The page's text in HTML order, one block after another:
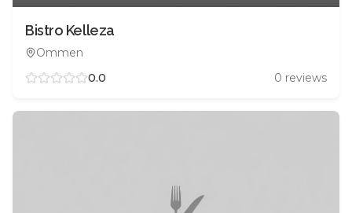
Bistro Kelleza
Ommen
0.0
0 reviews